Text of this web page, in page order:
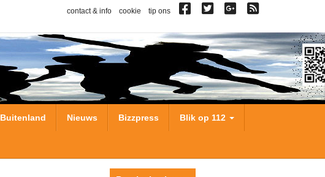
contact & info cookie tip ons
Buitenland Nieuws Bizzpress Blik op 112